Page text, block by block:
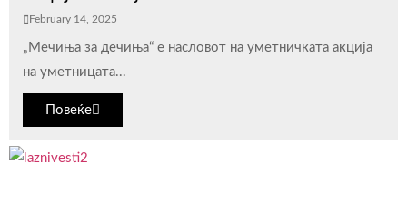
February 14, 2025
„Мечиња за дечиња“ е насловот на уметничката акција
на уметницата...
Повеќе